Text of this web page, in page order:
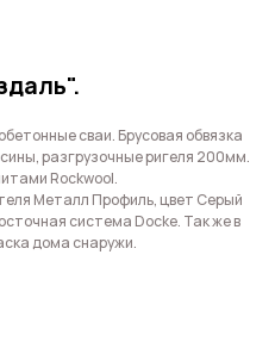
сваи. Брусовая обвязка
разгрузочные ригеля 200мм.
Rockwool.
Металл Профиль, цвет Серый
система Docke. Так же в
дома снаружи.